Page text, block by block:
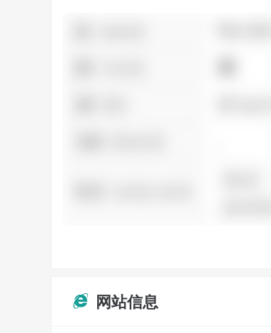
 网站信息